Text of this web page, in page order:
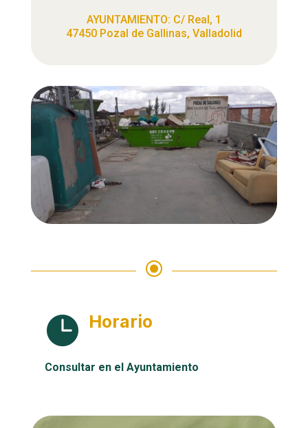
AYUNTAMIENTO: C/ Real, 1
47450 Pozal de Gallinas, Valladolid
\
 Horario
Consultar en el Ayuntamiento